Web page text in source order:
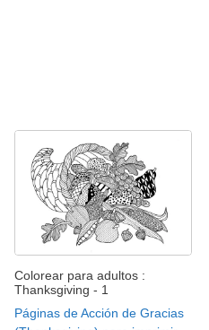
Colorear para adultos :
Thanksgiving - 1
Páginas de Acción de Gracias